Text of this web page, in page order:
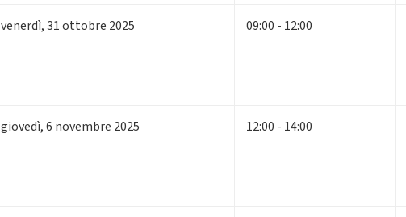
venerdì,31ottobre 2025 09:00 - 12:00
giovedì,6 novembre 2025 12:00 - 14:00